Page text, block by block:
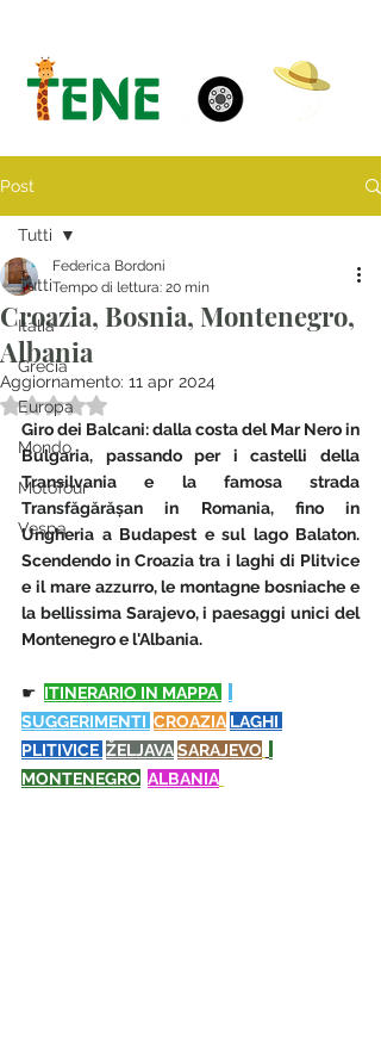
Post
Tutti
Italia
Grecia
Europa
Mondo
MotoTour
Vespa
Tutti
Croazia, Bosnia, Montenegro,
Albania
Federica Bordoni
Tempo di lettura: 20 min
Aggiornamento: 11 apr 2024
Valutazione NaN stelle su 5.
Giro dei Balcani: dalla costa del Mar Nero in
Bulgaria, passando per i castelli della
Transilvania e la famosa strada
Transfăgărășan in Romania, fino in
Ungheria a Budapest e sul lago Balaton.
Scendendo in Croazia tra i laghi di Plitvice
e il mare azzurro, le montagne bosniache e
la bellissima Sarajevo, i paesaggi unici del
Montenegro e l'Albania.
☛ ITINERARIO IN MAPPA
SUGGERIMENTI CROAZIA LAGHI
PLITIVICE ŽELJAVASARAJEVO
MONTENEGRO ALBANIA